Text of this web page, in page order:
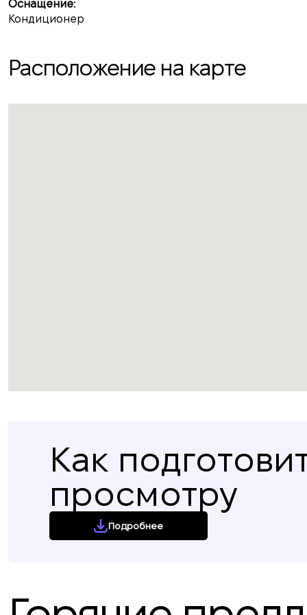
Оснащение:
Кондиционер
Расположение на карте
Как
просмотру
Подробнее